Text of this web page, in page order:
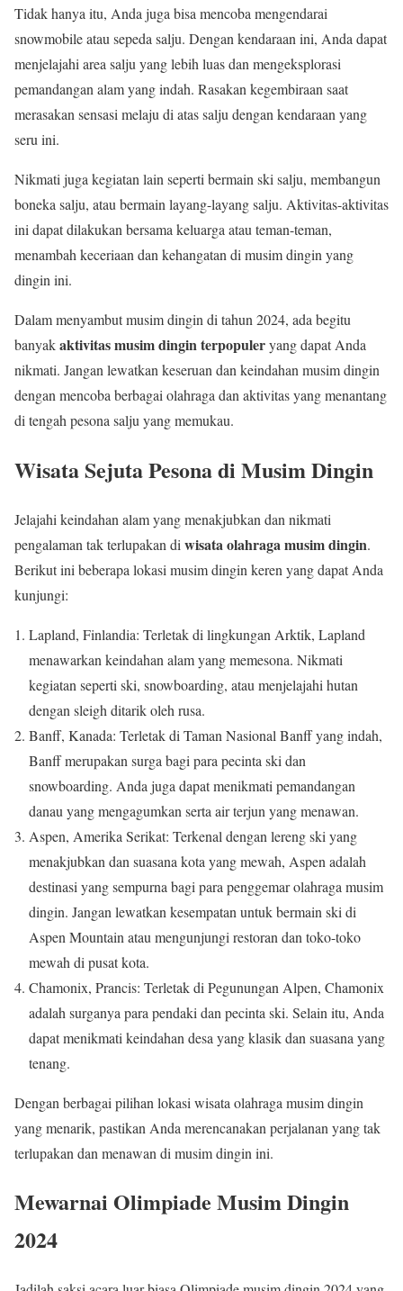
Tidak hanya itu, Anda juga bisa mencoba mengendarai
snowmobile atau sepeda salju. Dengan kendaraan ini, Anda dapat
menjelajahi area salju yang lebih luas dan mengeksplorasi
pemandangan alam yang indah. Rasakan kegembiraan saat
merasakan sensasi melaju di atas salju dengan kendaraan yang
seru ini.
Nikmati juga kegiatan lain seperti bermain ski salju, membangun
boneka salju, atau bermain layang-layang salju. Aktivitas-aktivitas
ini dapat dilakukan bersama keluarga atau teman-teman,
menambah keceriaan dan kehangatan di musim dingin yang
dingin ini.
Dalam menyambut musim dingin di tahun 2024, ada begitu
banyakaktivitas musim dingin terpopuleryang dapat Anda
nikmati. Jangan lewatkan keseruan dan keindahan musim dingin
dengan mencoba berbagai olahraga dan aktivitas yang menantang
di tengah pesona salju yang memukau.
Wisata Sejuta Pesona di Musim Dingin
Jelajahi keindahan alam yang menakjubkan dan nikmati
pengalaman tak terlupakan di wisata olahraga musim dingin.
Berikut ini beberapa lokasi musim dingin keren yang dapat Anda
kunjungi:
Lapland, Finlandia: Terletak di lingkungan Arktik, Lapland
menawarkan keindahan alam yang memesona. Nikmati
kegiatan seperti ski, snowboarding, atau menjelajahi hutan
dengan sleigh ditarik oleh rusa.
Banff, Kanada: Terletak di Taman Nasional Banff yang indah,
Banff merupakan surga bagi para pecinta ski dan
snowboarding. Anda juga dapat menikmati pemandangan
danau yang mengagumkan serta air terjun yang menawan.
Aspen, Amerika Serikat: Terkenal dengan lereng ski yang
menakjubkan dan suasana kota yang mewah, Aspen adalah
destinasi yang sempurna bagi para penggemar olahraga musim
dingin. Jangan lewatkan kesempatan untuk bermain ski di
Aspen Mountain atau mengunjungi restoran dan toko-toko
mewah di pusat kota.
Chamonix, Prancis: Terletak di Pegunungan Alpen, Chamonix
adalah surganya para pendaki dan pecinta ski. Selain itu, Anda
dapat menikmati keindahan desa yang klasik dan suasana yang
tenang.
Dengan berbagai pilihan lokasi wisata olahraga musim dingin
yang menarik, pastikan Anda merencanakan perjalanan yang tak
terlupakan dan menawan di musim dingin ini.
Mewarnai Olimpiade Musim Dingin
2024